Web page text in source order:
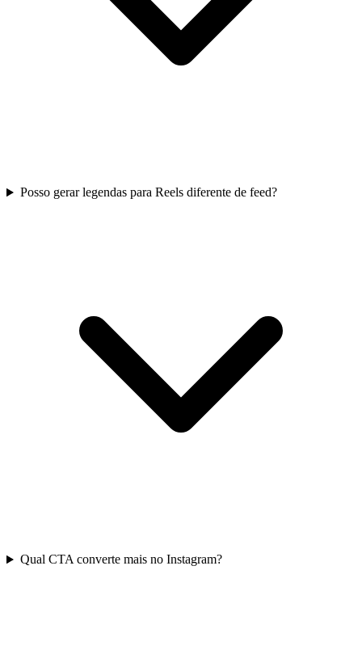
Posso gerar legendas para Reels diferente de feed?
Qual CTA converte mais no Instagram?